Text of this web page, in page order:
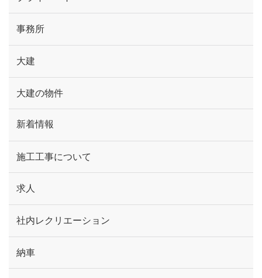
事務所
大建
大建の物件
新着情報
施工工事について
求人
社内レクリエーション
納車